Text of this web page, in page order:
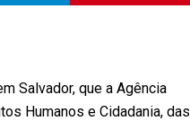
Salvador, que a Agência
Humanos e Cidadania, das